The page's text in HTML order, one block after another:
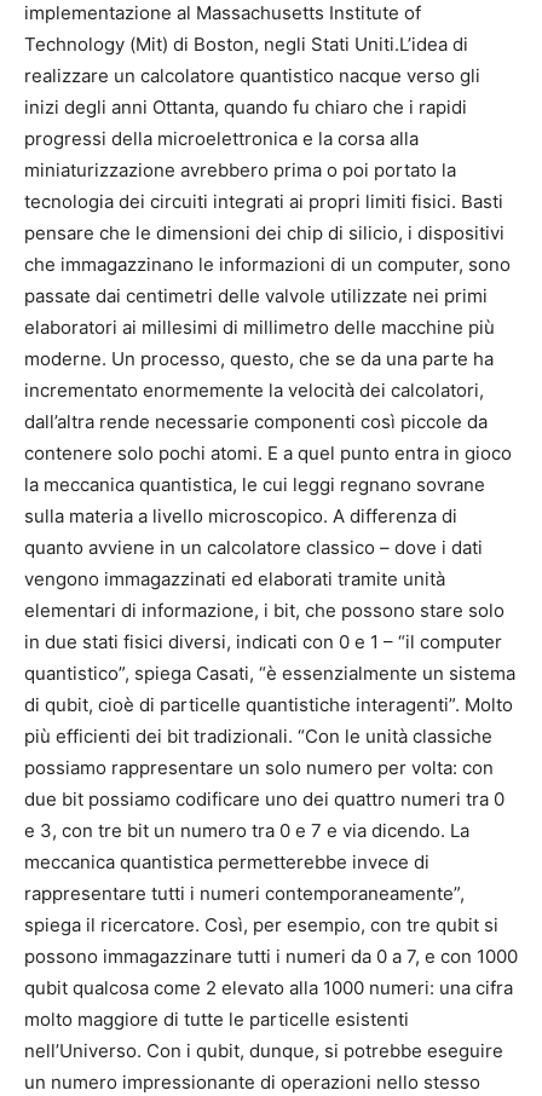
implementazione al Massachusetts Institute of
Technology (Mit) di Boston, negli Stati Uniti.L’idea di
realizzare un calcolatore quantistico nacque verso gli
inizi degli anni Ottanta, quando fu chiaro che i rapidi
progressi della microelettronica e la corsa alla
miniaturizzazione avrebbero prima o poi portato la
tecnologia dei circuiti integrati ai propri limiti fisici. Basti
pensare che le dimensioni dei chip di silicio, i dispositivi
che immagazzinano le informazioni di un computer, sono
passate dai centimetri delle valvole utilizzate nei primi
elaboratori ai millesimi di millimetro delle macchine più
moderne. Un processo, questo, che se da una parte ha
incrementato enormemente la velocità dei calcolatori,
dall’altra rende necessarie componenti così piccole da
contenere solo pochi atomi. E a quel punto entra in gioco
la meccanica quantistica, le cui leggi regnano sovrane
sulla materia a livello microscopico. A differenza di
quanto avviene in un calcolatore classico – dove i dati
vengono immagazzinati ed elaborati tramite unità
elementari di informazione, i bit, che possono stare solo
in due stati fisici diversi, indicati con 0 e 1 – “il computer
quantistico”, spiega Casati, “è essenzialmente un sistema
di qubit, cioè di particelle quantistiche interagenti”. Molto
più efficienti dei bit tradizionali. “Con le unità classiche
possiamo rappresentare un solo numero per volta: con
due bit possiamo codificare uno dei quattro numeri tra 0
e 3, con tre bit un numero tra 0 e 7 e via dicendo. La
meccanica quantistica permetterebbe invece di
rappresentare tutti i numeri contemporaneamente”,
spiega il ricercatore. Così, per esempio, con tre qubit si
possono immagazzinare tutti i numeri da 0 a 7, e con 1000
qubit qualcosa come 2 elevato alla 1000 numeri: una cifra
molto maggiore di tutte le particelle esistenti
nell’Universo. Con i qubit, dunque, si potrebbe eseguire
un numero impressionante di operazioni nello stesso